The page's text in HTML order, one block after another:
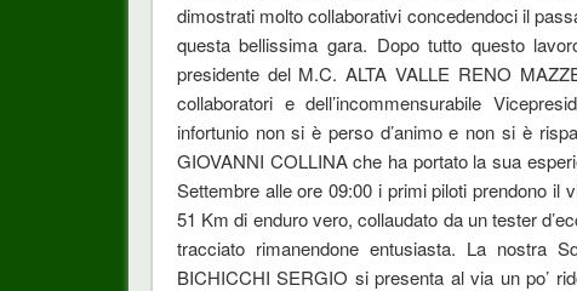
dimostrati molto collaborativi concedendoci il
questa bellissima gara. Dopo tutto questo
presidente del M.C. ALTA VALLE RENO
collaboratori e dell’incommensurabile
infortunio non si è perso d’animo e non si è
GIOVANNI COLLINA che ha portato la sua
Settembre alle ore 09:00 i primi piloti prendono il
51 Km di enduro vero, collaudato da un tester
tracciato rimanendone entusiasta. La nostra
BICHICCHI SERGIO si presenta al via un po’